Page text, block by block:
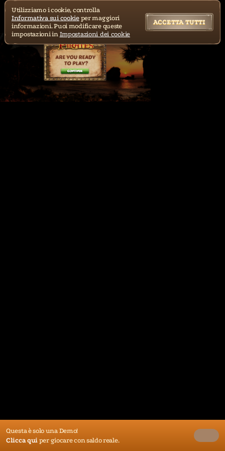
Questa è solo una Demo!
Clicca qui per giocare con saldo reale.
Utilizziamo i cookie, controlla
Informativa sui cookieper maggiori
informazioni. Puoi modificare queste
impostazioni in Impostazioni dei cookie
ACCETTA TUTTI